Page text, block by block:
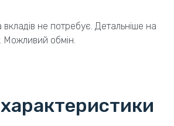
характеристики
не потребує. Детальніше на
Можливий обмін.